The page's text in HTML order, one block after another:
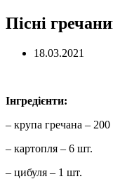
Пісні
18.03.2021
Інгредієнти:
– крупа гречана – 200
– картопля – 6 шт.
– цибуля – 1 шт.